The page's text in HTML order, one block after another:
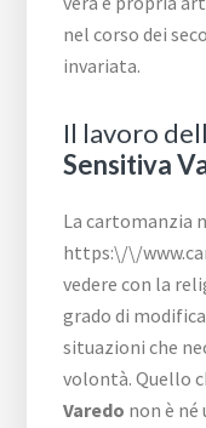
nel corso dei
invariata.
Il lavoro
Sensitiva
La cartomanzia
https:\/\/
vedere con la
grado di
situazioni che
volontà. Quello
Varedo non è né